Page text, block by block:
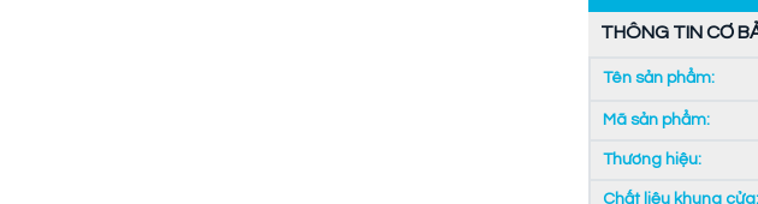
THÔNG TIN CƠ
Tên sản phẩm:
Mã sản phẩm:
Thương hiệu:
Chất liệu khung cửa: